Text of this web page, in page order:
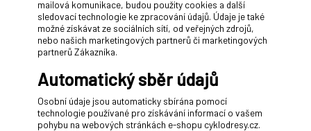
mailová komunikace, budou použity cookies a další
sledovací technologie ke zpracování údajů. Údaje je také
možné získávat ze sociálních sítí, od veřejných zdrojů,
nebo našich marketingových partnerů či marketingových
partnerů Zákazníka.
Automatický sběr údajů
Osobní údaje jsou automaticky sbírána pomocí
technologie používané pro získávání informací o vašem
pohybu na webových stránkách e-shopu cyklodresy.cz.